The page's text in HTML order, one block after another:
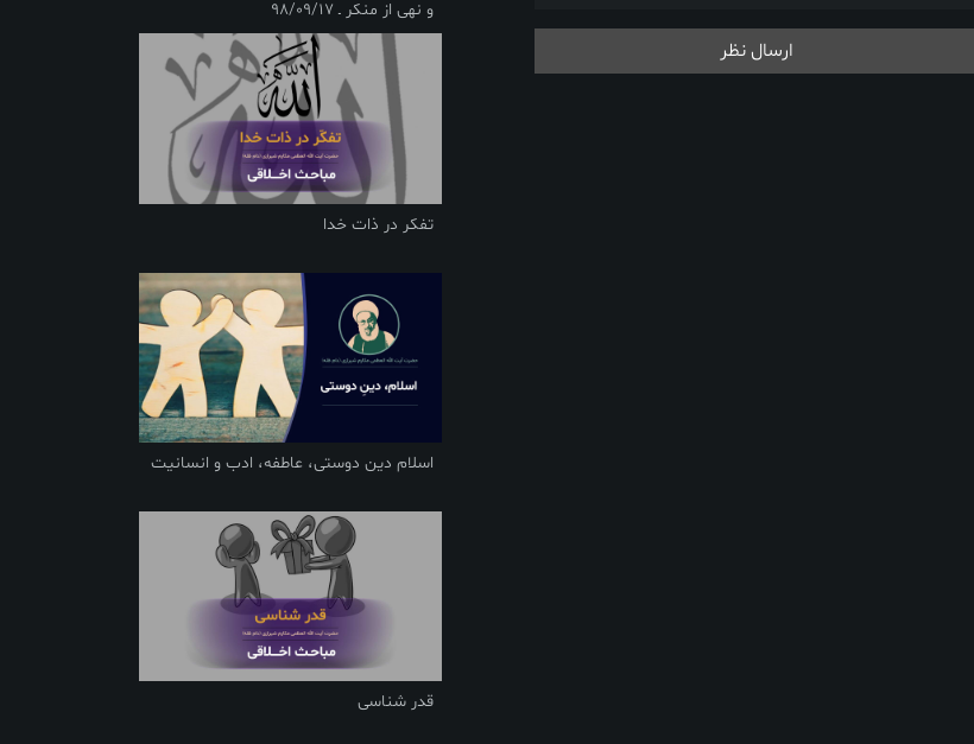
ارسال نظر
و نهی از منکر ـ 98/09/17
تفکر در ذات خدا
اسلام دین دوستی، عاطفه، ادب و انسانیت
قدر شناسی